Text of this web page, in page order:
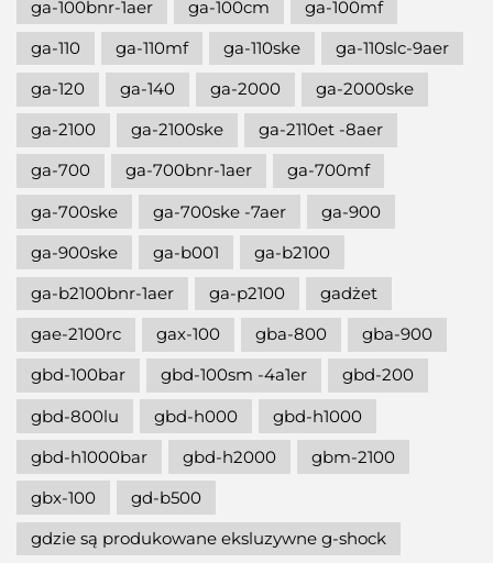
ga-100bnr-1aer ga-100cm
ga-100mf
ga-110
ga-110mf ga-110ske
ga-110slc-9aer
ga-120
ga-140 ga-2000
ga-2000ske
ga-2100
ga-2100ske
ga-2110et -8aer
ga-700
ga-700bnr-1aer
ga-700mf
ga-700ske
ga-700ske -7aer
ga-900
ga-900ske
ga-b001
ga-b2100
ga-b2100bnr-1aer
ga-p2100
gadżet
gae-2100rc
gax-100 gba-800
gba-900
gbd-100bar
gbd-100sm -4a1er
gbd-200
gbd-800lu
gbd-h000
gbd-h1000
gbd-h1000bar
gbd-h2000
gbm-2100
gbx-100
gd-b500
gdzie są produkowane eksluzywne g-shock